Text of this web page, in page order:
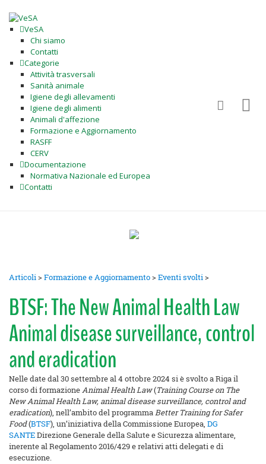
VeSA
Chi siamo
Contatti
Categorie
Attività trasversali
Sanità animale
Igiene degli allevamenti
Igiene degli alimenti
Animali d'affezione
Formazione e Aggiornamento
RASFF
CERV
Documentazione
Normativa Nazionale ed Europea
Contatti
Articoli>Formazione e Aggiornamento>Eventi svolti>
BTSF: The New Animal Health Law
Animal disease surveillance, control
and eradication
Nelle date dal 30 settembre al 4 ottobre 2024 si è svolto a Riga il
corso di formazioneAnimal Health Law(Training Course on The
New Animal Health Law, animal disease surveillance, control and
eradication), nell’ambito del programmaBetter Training for Safer
Food(BTSF), un’iniziativa della Commissione Europea, DG
SANTEDirezione Generale della Salute e Sicurezza alimentare,
inerente al Regolamento 2016/429 e relativi atti delegati e di
esecuzione.